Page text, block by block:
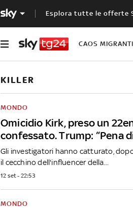
Esplora tutte le offerte
CAOS
KILLER
Omicidio Kirk, preso un
confessato. Trump: “Pena
MONDO
Gli investigatori hanno catturato,
il cecchino dell'influencer della...
12 set - 22:53
MONDO